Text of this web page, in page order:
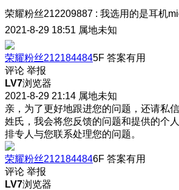
荣耀粉丝212209887 : 我选用的是耳机
2021-8-29 18:51 属地未知
荣耀粉丝2121844845F 答案有用
评论 举报
LV7浏览器
2021-8-29 21:14 属地未知
亲，为了更好地跟进您的问题，还请私
姓氏，我会将您反馈的问题和提供的个
排专人与您联系处理您的问题。
荣耀粉丝2121844846F 答案有用
评论 举报
LV7浏览器